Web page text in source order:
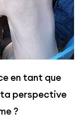
en tant que
perspective
?